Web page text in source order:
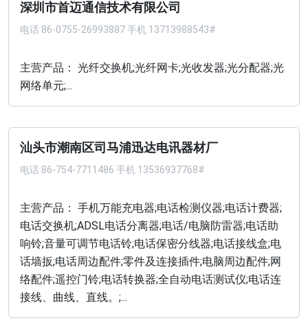
深圳市首迈通信技术有限公司
电话 86-0755-26993887 手机 13713988543#
主营产品： 光纤交换机;光纤网卡;光收发器;光分配器;光
网络单元;...
汕头市潮南区司马浦迅达电讯器材厂
电话 86-754-7711486 手机 13536937768#
主营产品： 手机万能充电器;电话检测仪器;电话计费器;
电话交换机;ADSL电话分离器;电话/电脑防雷器;电话助
响铃;音量可调节电话铃;电话保密分线器;电话接线盒;电
话墙扳;电话周边配件;零件及连接插件;电脑周边配件;网
络配件;遥控门铃;电话转换器;全自动电话测试仪;电话连
接线、曲线、直线。;...